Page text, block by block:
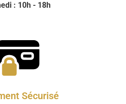
: 10h - 18h
Sécurisé